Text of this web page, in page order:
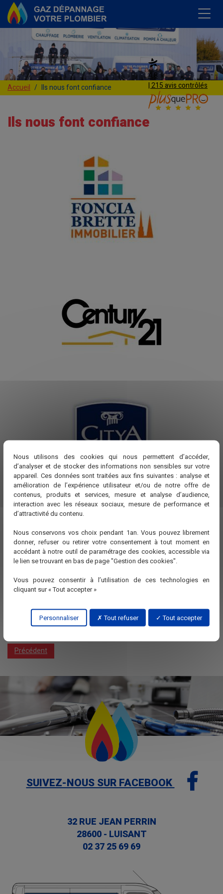
4,8
| 215 avis contrôlés
Accueil Ils nous font confiance
Ils nous font confiance
Précédent
SUIVEZ-NOUS SUR FACEBOOK
32 RUE JEAN PERRIN
28600- LUISANT
02 37 25 69 69
Nous utilisons des cookies qui nous permettent d’accéder,
d’analyser et de stocker des informations non sensibles sur votre
appareil. Ces données sont traitées aux fins suivantes : analyse et
amélioration de l’expérience utilisateur et/ou de notre offre de
contenus, produits et services, mesure et analyse d’audience,
interaction avec les réseaux sociaux, mesure de performance et
d’attractivité du contenu.
Nous conservons vos choix pendant 1an. Vous pouvez librement
donner, refuser ou retirer votre consentement à tout moment en
accédant à notre outil de paramétrage des cookies, accessible via
le lien se trouvant en bas de page "Gestion des cookies".
Vous pouvez consentir à l’utilisation de ces technologies en
cliquant sur « Tout accepter »
Tout accepter
Tout refuser
Personnaliser